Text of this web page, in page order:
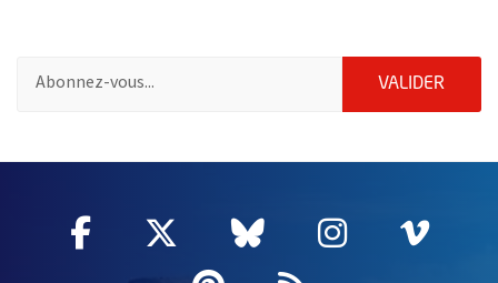
VALIDER
Facebook
, Ouvre une nouvelle fenêtre
Twitter
, Ouvre une nouvelle
Bluesky
, Ouvre une
Instagram
, Ouvre
,